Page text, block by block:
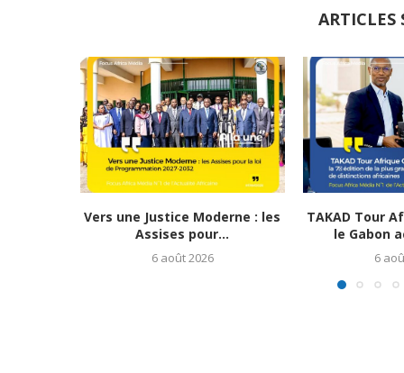
ARTICLES
Vers une Justice Moderne : les
Assises pour...
6 août 2026
TAKAD Tour
le Gabon
6